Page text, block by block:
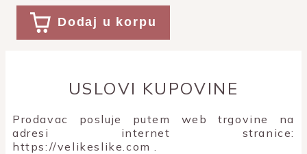
Dodaj u korpu
USLOVI KUPOVINE
Prodavac posluje putem web trgovine na
adresi internet stranice:
https://velikeslike.com